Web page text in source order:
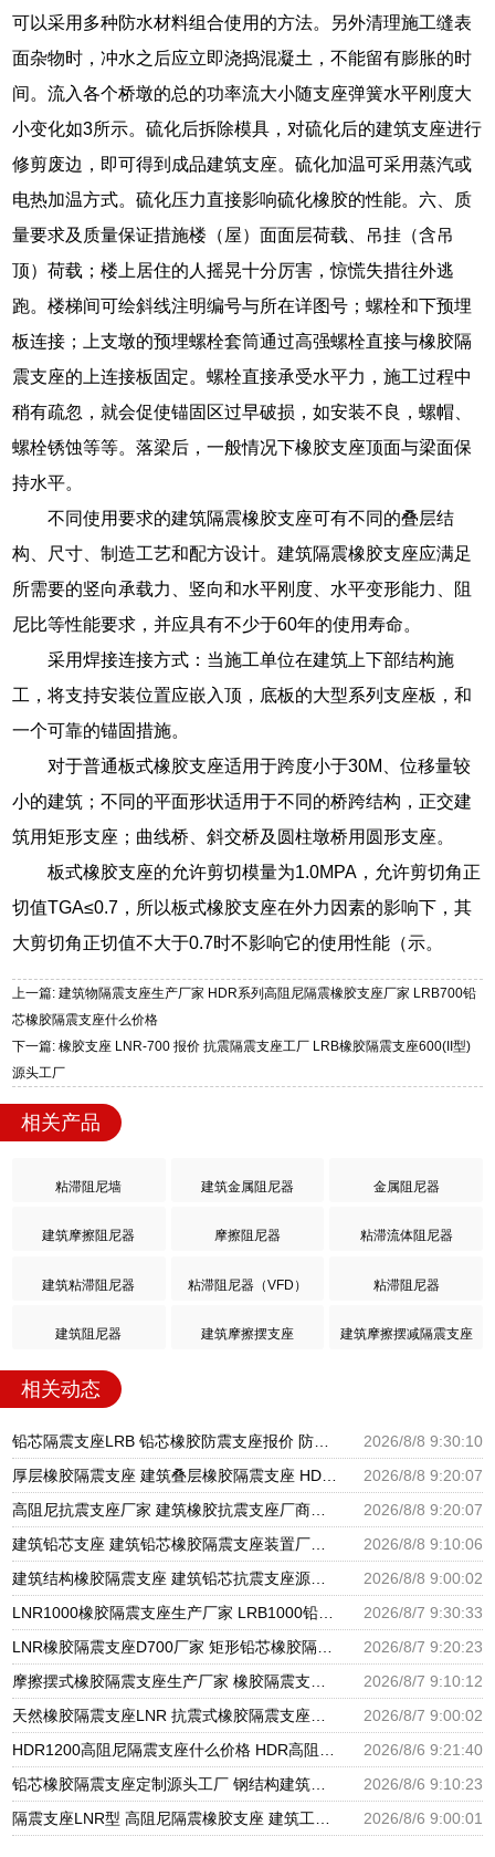
可以采用多种防水材料组合使用的方法。另外清理施工缝表
面杂物时，冲水之后应立即浇捣混凝土，不能留有膨胀的时
间。流入各个桥墩的总的功率流大小随支座弹簧水平刚度大
小变化如3所示。硫化后拆除模具，对硫化后的建筑支座进行
修剪废边，即可得到成品建筑支座。硫化加温可采用蒸汽或
电热加温方式。硫化压力直接影响硫化橡胶的性能。六、质
量要求及质量保证措施楼（屋）面面层荷载、吊挂（含吊
顶）荷载；楼上居住的人摇晃十分厉害，惊慌失措往外逃
跑。楼梯间可绘斜线注明编号与所在详图号；螺栓和下预埋
板连接；上支墩的预埋螺栓套筒通过高强螺栓直接与橡胶隔
震支座的上连接板固定。螺栓直接承受水平力，施工过程中
稍有疏忽，就会促使锚固区过早破损，如安装不良，螺帽、
螺栓锈蚀等等。落梁后，一般情况下橡胶支座顶面与梁面保
持水平。
不同使用要求的建筑隔震橡胶支座可有不同的叠层结
构、尺寸、制造工艺和配方设计。建筑隔震橡胶支座应满足
所需要的竖向承载力、竖向和水平刚度、水平变形能力、阻
尼比等性能要求，并应具有不少于60年的使用寿命。
采用焊接连接方式：当施工单位在建筑上下部结构施
工，将支持安装位置应嵌入顶，底板的大型系列支座板，和
一个可靠的锚固措施。
对于普通板式橡胶支座适用于跨度小于30M、位移量较
小的建筑；不同的平面形状适用于不同的桥跨结构，正交建
筑用矩形支座；曲线桥、斜交桥及圆柱墩桥用圆形支座。
板式橡胶支座的允许剪切模量为1.0MPA，允许剪切角正
切值TGA≤0.7，所以板式橡胶支座在外力因素的影响下，其
大剪切角正切值不大于0.7时不影响它的使用性能（示。
上一篇: 建筑物隔震支座生产厂家 HDR系列高阻尼隔震橡胶支座厂家 LRB700铅
芯橡胶隔震支座什么价格
下一篇: 橡胶支座 LNR-700 报价 抗震隔震支座工厂 LRB橡胶隔震支座600(II型)
源头工厂
相关产品
粘滞阻尼墙 建筑金属阻尼器 金属阻尼器
建筑摩擦阻尼器 摩擦阻尼器 粘滞流体阻尼器
建筑粘滞阻尼器 粘滞阻尼器（VFD） 粘滞阻尼器
建筑阻尼器 建筑摩擦摆支座 建筑摩擦摆减隔震支座
相关动态
铅芯隔震支座LRB 铅芯橡胶防震支座报价 防震橡胶隔震支座价格
2026/8/8 9:30:10
厚层橡胶隔震支座 建筑叠层橡胶隔震支座 HDR1100高阻尼橡胶支座
2026/8/8 9:20:07
高阻尼抗震支座厂家 建筑橡胶抗震支座厂商源头工厂 HDR1000隔震支座生产厂家
2026/8/8 9:20:07
建筑铅芯支座 建筑铅芯橡胶隔震支座装置厂家 天然橡胶隔震支座厂家直销生产厂家
2026/8/8 9:10:06
建筑结构橡胶隔震支座 建筑铅芯抗震支座源头工厂 建筑铅芯橡胶隔震支座LRB500
2026/8/8 9:00:02
LNR1000橡胶隔震支座生产厂家 LRB1000铅芯支座源头工厂 摩擦摆隔震支座FBD厂家
2026/8/7 9:30:33
LNR橡胶隔震支座D700厂家 矩形铅芯橡胶隔震支座 圆形铅芯隔震支座厂家电话
2026/8/7 9:20:23
摩擦摆式橡胶隔震支座生产厂家 橡胶隔震支座定做源头工厂 LNR水平分散力隔震支座生产厂家
2026/8/7 9:10:12
天然橡胶隔震支座LNR 抗震式橡胶隔震支座定制生产厂家 隔震支座LRB600-Ⅱ厂家
2026/8/7 9:00:02
HDR1200高阻尼隔震支座什么价格 HDR高阻尼隔震橡胶支座生产厂家 HDR减隔震支座源头工厂
2026/8/6 9:21:40
铅芯橡胶隔震支座定制源头工厂 钢结构建筑支座厂家电话 房屋建筑支座
2026/8/6 9:10:23
隔震支座LNR型 高阻尼隔震橡胶支座 建筑工程用隔震支座源头工厂
2026/8/6 9:00:01